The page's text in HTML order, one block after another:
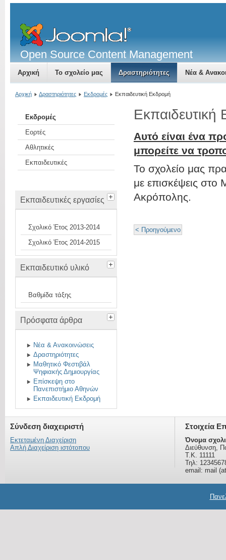
Open Source Content Management
Αρχική Το σχολείο μας Δραστηριότητες Νέα &
Αρχική Δραστηριότητες Εκδρομές Εκπαιδευτική Εκδρομή
Εκδρομές
Εορτές
Αθλητικές
Εκπαιδευτικές
Εκπαιδευτικές εργασίες
Σχολικό Έτος 2013-2014
Σχολικό Έτος 2014-2015
Εκπαιδευτικό υλικό
Βαθμίδα τάξης
Πρόσφατα άρθρα
Νέα & Ανακοινώσεις
Δραστηριότητες
Μαθητικό Φεστιβάλ
Ψηφιακής Δημιουργίας
Επίσκεψη στο
Πανεπιστήμιο Αθηνών
Εκπαιδευτική Εκδρομή
Αυτό είναι ένα
μπορείτε να
Το σχολείο μας
με επισκέψεις στο
Ακρόπολης.
< Προηγούμενο
Σύνδεση διαχειριστή
Εκτεταμένη Διαχείριση
Απλή Διαχείριση ιστότοπου
Στοιχεία
Όνομα
Διεύθυνση,
Τ.Κ. 11111
Τηλ:
email: mail